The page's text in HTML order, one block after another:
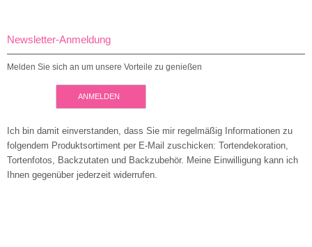
Newsletter-Anmeldung
Melden Sie sich an um unsere Vorteile zu genießen
ANMELDEN
Ich bin damit einverstanden, dass Sie mir regelmäßig Informationen zu
folgendem Produktsortiment per E-Mail zuschicken: Tortendekoration,
Tortenfotos, Backzutaten und Backzubehör. Meine Einwilligung kann ich
Ihnen gegenüber jederzeit widerrufen.